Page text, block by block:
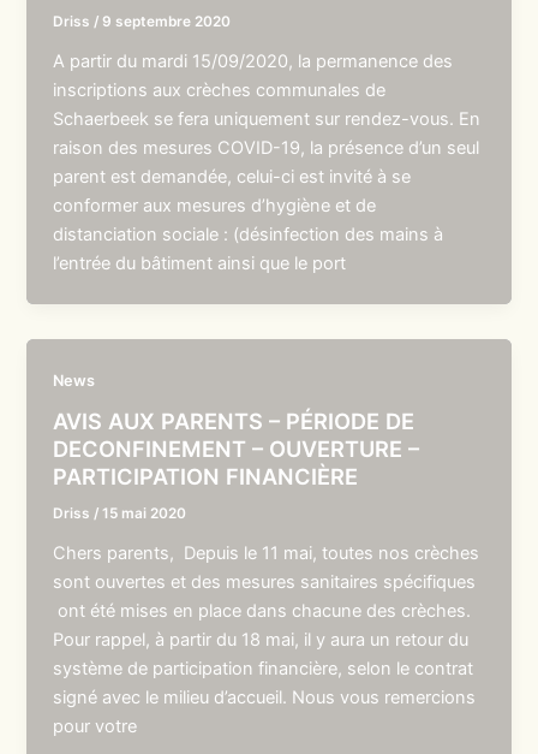
Driss / 9 septembre 2020
A partir du mardi 15/09/2020, la permanence des
inscriptions aux crèches communales de
Schaerbeek se fera uniquement sur rendez-vous. En
raison des mesures COVID-19, la présence d’un seul
parent est demandée, celui-ci est invité à se
conformer aux mesures d’hygiène et de
distanciation sociale : (désinfection des mains à
l’entrée du bâtiment ainsi que le port
News
AVIS AUX PARENTS – PÉRIODE DE
DECONFINEMENT – OUVERTURE –
PARTICIPATION FINANCIÈRE
Driss /15 mai 2020
Chers parents, Depuis le 11 mai, toutes nos crèches
sont ouvertes et des mesures sanitaires spécifiques
ont été mises en place dans chacune des crèches.
Pour rappel, à partir du 18 mai, il y aura un retour du
système de participation financière, selon le contrat
signé avec le milieu d’accueil. Nous vous remercions
pour votre